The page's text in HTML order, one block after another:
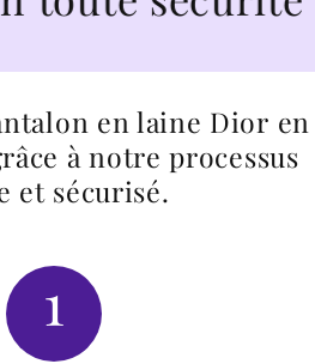
en laine Dior en
à notre processus
et sécurisé.
1